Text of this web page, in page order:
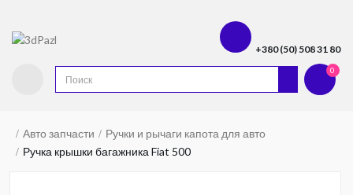
+380 (50) 508 31 80
0
Авто запчасти
Ручки и рычаги капота для авто
Ручка крышки багажника Fiat 500